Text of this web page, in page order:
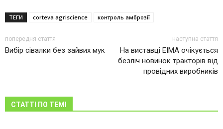
ТЕГИ corteva agriscience контроль амброзії
попередня стаття
Вибір сівалки без зайвих мук
наступна стаття
На виставці EIMA очікується
безліч новинок тракторів від
провідних виробників
СТАТТІ ПО ТЕМІ